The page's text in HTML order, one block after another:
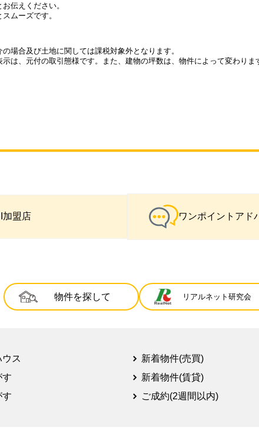
伝えください。
ムーズです。
場合及び土地に関しては課税対象外となります。
は、元付の取引態様です。また、建物の坪数は、物件によって変わり
加盟店 ワンポイントアド
物件を探して リアルネット研究会
ス
す
す
新着物件(売買)
新着物件(賃貸)
ご成約(2週間以内)